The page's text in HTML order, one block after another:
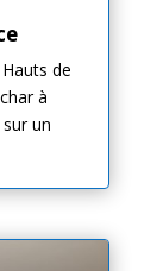
de
à
un